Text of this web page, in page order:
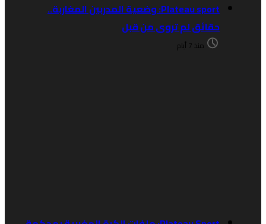
Plateau sport: وضعية المدربين المغاربة..
حقائق لم تروى من قبل